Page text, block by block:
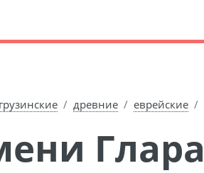
грузинские древние еврейские
Глара